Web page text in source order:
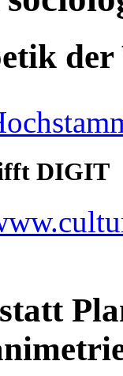
der
DIGIT
statt